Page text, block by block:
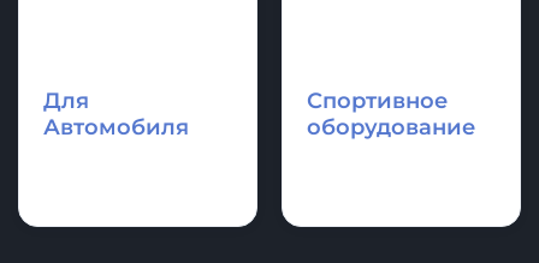
Для
Автомобиля
Спортивное
оборудование